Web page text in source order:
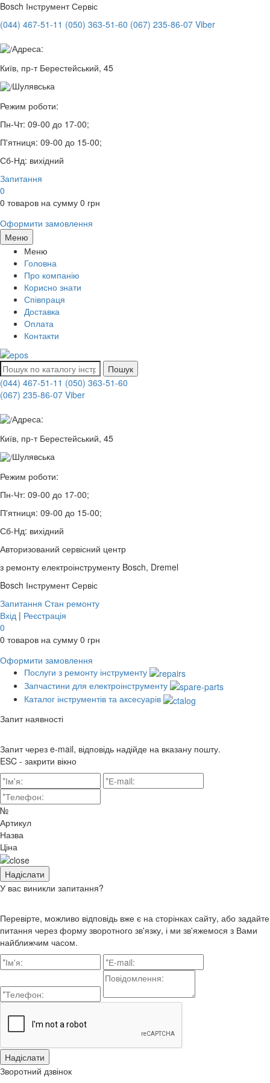
Bosch Інструмент Сервіс
(044) 467-51-11 (050) 363-51-60 (067) 235-86-07 Viber
Адреса:
Київ, пр-т Берестейський, 45
Шулявська
Режим роботи:
Пн-Чт: 09-00 до 17-00;
П'ятниця: 09-00 до 15-00;
Сб-Нд: вихідний
Запитання
0
0 товаров на сумму 0 грн
Оформити замовлення
Меню
Меню
Головна
Про компанію
Корисно знати
Співпраця
Доставка
Оплата
Контакти
Пошук
(044) 467-51-11 (050) 363-51-60
(067) 235-86-07 Viber
Адреса:
Київ, пр-т Берестейський, 45
Шулявська
Режим роботи:
Пн-Чт: 09-00 до 17-00;
П'ятниця: 09-00 до 15-00;
Сб-Нд: вихідний
Авторизований сервісний центр
з ремонту електроінструменту Bosch, Dremel
Bosch Інструмент Сервіс
Запитання Стан ремонту
Вхід | Реєстрація
0
0 товаров на сумму 0 грн
Оформити замовлення
Послуги з ремонту інструменту
Запчастини для електроінструменту
Каталог інструментів та аксесуарів
Запит наявності
Запит через e-mail, відповідь надійде на вказану пошту.
ESC - закрити вікно
№
Артикул
Назва
Ціна
У вас виникли запитання?
Перевірте, можливо відповідь вже є на сторінках сайту, або задайте
питання через форму зворотного зв'язку, і ми зв'яжемося з Вами
найближчим часом.
Зворотний дзвінок